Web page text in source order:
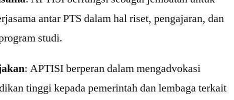
antar PTS dalam hal riset, pengajaran, dan
studi.
: APTISI berperan dalam mengadvokasi
tinggi kepada pemerintah dan lembaga terkait